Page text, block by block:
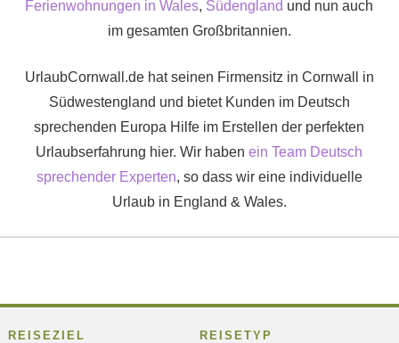
Ferienwohnungen in Wales, Südengland und nun auch
im gesamten Großbritannien.
UrlaubCornwall.de hat seinen Firmensitz in Cornwall in
Südwestengland und bietet Kunden im Deutsch
sprechenden Europa Hilfe im Erstellen der perfekten
Urlaubserfahrung hier. Wir habenein Team Deutsch
sprechender Experten, so dass wir eine individuelle
Urlaub in England & Wales.
REISEZIEL REISETYP